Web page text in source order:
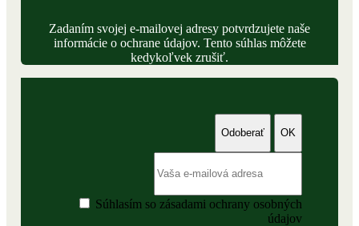
Zadaním svojej e-mailovej adresy potvrdzujete naše
informácie o ochrane údajov. Tento súhlas môžete
kedykoľvek zrušiť.
Súhlasím so zásadami ochrany osobných
údajov